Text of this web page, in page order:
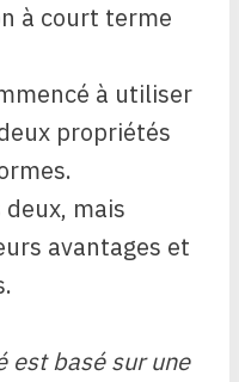
à court terme
à utiliser
propriétés
mais
avantages et
est basé sur une